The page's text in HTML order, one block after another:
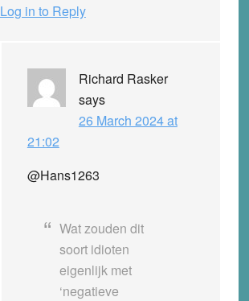
Log in to Reply
Richard Rasker
says
26 March 2024 at
21:02
@Hans1263
Wat zouden dit
soort idioten
eigenlijk met
‘negatieve